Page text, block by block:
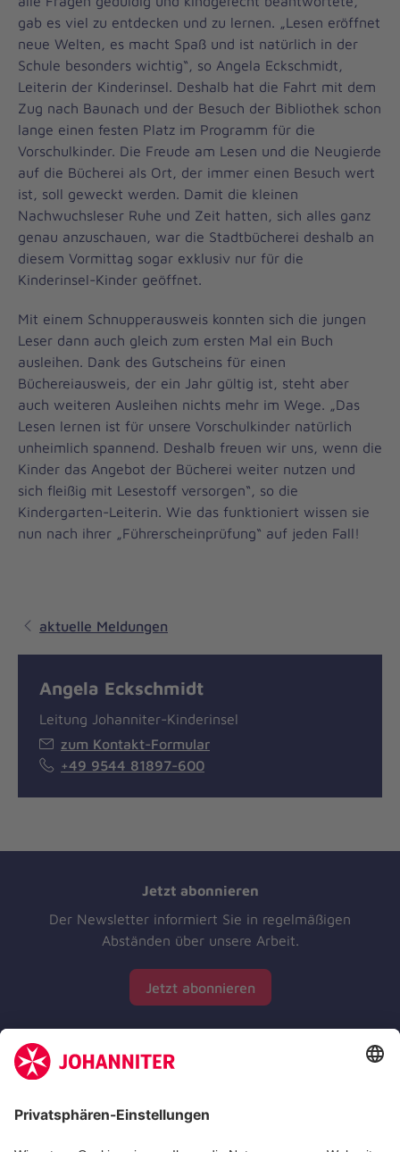
gab es viel zu entdecken und zu lernen. „Lesen eröffnet
neue Welten, es macht Spaß und ist natürlich in der
Schule besonders wichtig“, so Angela Eckschmidt,
Leiterin der Kinderinsel. Deshalb hat die Fahrt mit dem
Zug nach Baunach und der Besuch der Bibliothek schon
lange einen festen Platz im Programm für die
Vorschulkinder. Die Freude am Lesen und die Neugierde
auf die Bücherei als Ort, der immer einen Besuch wert
ist, soll geweckt werden. Damit die kleinen
Nachwuchsleser Ruhe und Zeit hatten, sich alles ganz
genau anzuschauen, war die Stadtbücherei deshalb an
diesem Vormittag sogar exklusiv nur für die
Kinderinsel-Kinder geöffnet.
Mit einem Schnupperausweis konnten sich die jungen
Leser dann auch gleich zum ersten Mal ein Buch
ausleihen. Dank des Gutscheins für einen
Büchereiausweis, der ein Jahr gültig ist, steht aber
auch weiteren Ausleihen nichts mehr im Wege. „Das
Lesen lernen ist für unsere Vorschulkinder natürlich
unheimlich spannend. Deshalb freuen wir uns, wenn die
Kinder das Angebot der Bücherei weiter nutzen und
sich fleißig mit Lesestoff versorgen“, so die
Kindergarten-Leiterin. Wie das funktioniert wissen sie
nun nach ihrer „Führerscheinprüfung“ auf jeden Fall!
aktuelle Meldungen
Angela Eckschmidt
Leitung Johanniter-Kinderinsel
zum Kontakt-Formular
+49 9544 81897-600
Jetzt abonnieren
Der Newsletter informiert Sie in regelmäßigen
Abständen über unsere Arbeit.
Jetzt abonnieren
Zertifizierung der Johanniter-Unfall-Hilfe e.V.